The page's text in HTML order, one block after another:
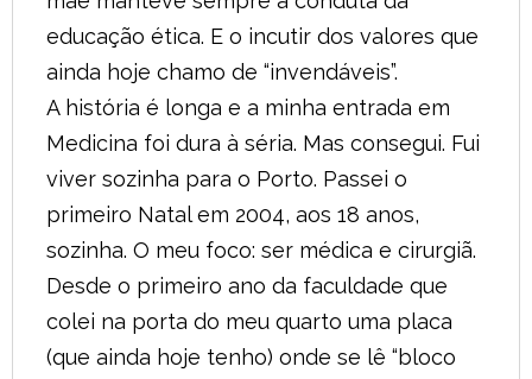
educação ética. E o incutir dos valores que
ainda hoje chamo de “invendáveis”.
A história é longa e a minha entrada em
Medicina foi dura à séria. Mas consegui. Fui
viver sozinha para o Porto. Passei o
primeiro Natal em 2004, aos 18 anos,
sozinha. O meu foco: ser médica e cirurgiã.
Desde o primeiro ano da faculdade que
colei na porta do meu quarto uma placa
(que ainda hoje tenho) onde se lê “bloco